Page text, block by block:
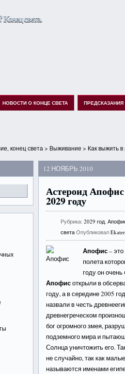
света.
НОВОСТИ О КОНЦЕ СВЕТА ПРЕДСКАЗАНИЯ
конец света > Выживание > Как выжить
12 НОЯБРЬ 2010
Астероид
2029 году
Рубрика:2029 год,
света Опубликовал
Апофис–
полета
году он
Апофисоткрыли в
году, а в середине 2005
назвали в честь
древнегреческом
бог огромного змея,
подземного мира и
Солнца уничтожить его.
не случайно, так как
называются именами